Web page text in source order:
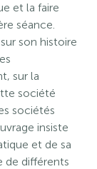
et la faire
séance.
son histoire
sur la
société
sociétés
insiste
et de sa
de différents